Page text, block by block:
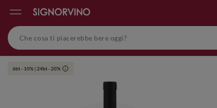
6bt - 10% | 24bt - 20% i